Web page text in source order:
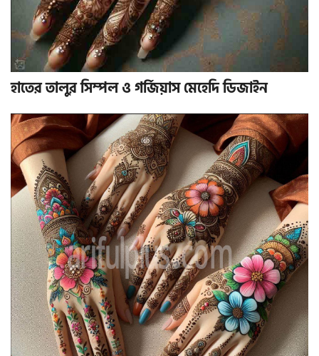
হাতের তালুর সিম্পল ও গর্জিয়াস মেহেদি ডিজাইন